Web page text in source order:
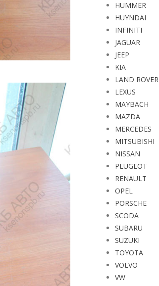
HUMMER
HUYNDAI
INFINITI
JAGUAR
JEEP
KIA
LAND ROVER
LEXUS
MAYBACH
MAZDA
MERCEDES
MITSUBISHI
NISSAN
PEUGEOT
RENAULT
OPEL
PORSCHE
SCODA
SUBARU
SUZUKI
TOYOTA
VOLVO
VW